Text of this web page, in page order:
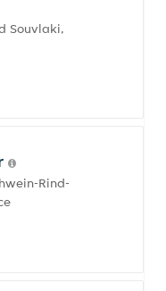
Souvlaki,
Rind-